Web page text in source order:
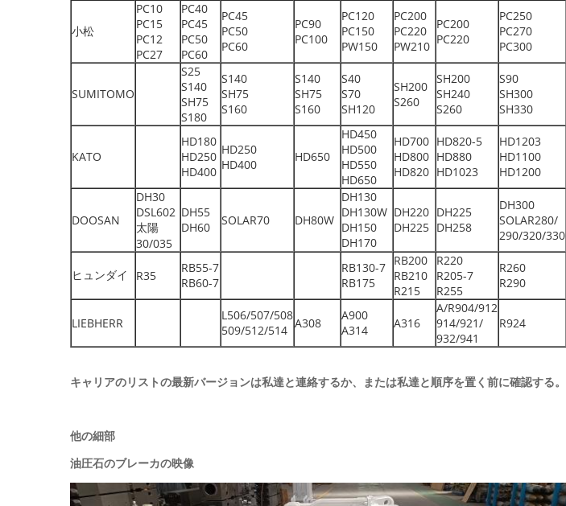
小松
PC10
PC15
PC12
PC27
PC40
PC45
PC50
PC60
PC45
PC50
PC60
PC90
PC100
PC120
PC150
PW150
PC200
PC220
PW210
PC200
PC220
PC250
PC270
PC300
SUMITOMO
S25
S140
SH75
S180
S140
SH75
S160
S140
SH75
S160
S40
S70
SH120
SH200
S260
SH200
SH240
S260
S90
SH300
SH330
KATO
HD180
HD250
HD400
HD250
HD400
HD650
HD450
HD500
HD550
HD650
HD700
HD800
HD820
HD820-5
HD880
HD1023
HD1203
HD1100
HD1200
DOOSAN
DH30
DSL602
太陽
30/035
DH55
DH60
SOLAR70 DH80W
DH130
DH130W
DH150
DH170
DH220
DH225
DH225
DH258
DH300
SOLAR280/
290/320/330
ヒュンダイ R35
RB55-7
RB60-7
RB130-7
RB175
RB200
RB210
R215
R220
R205-7
R255
R260
R290
LIEBHERR
L506/507/508
509/512/514 A308
A900
A314
A316
A/R904/912
914/921/
932/941
R924
キャリアのリストの最新バージョンは私達と連絡するか、または私達と順序を置く前に確認する。
他の細部
油圧石のブレーカの映像